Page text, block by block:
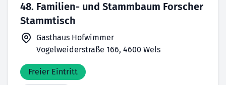
48. Familien- und Stammbaum Forscher
Stammtisch
Gasthaus Hofwimmer
Vogelweiderstraße 166, 4600 Wels
Freier Eintritt